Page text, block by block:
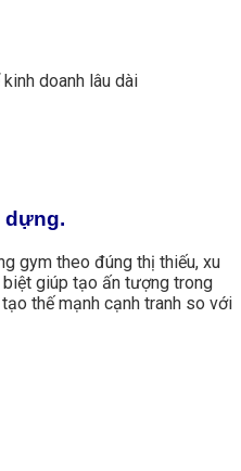
doanh lâu dài
dựng.
gym theo đúng thị thiếu, xu
giúp tạo ấn tượng trong
thế mạnh cạnh tranh so với